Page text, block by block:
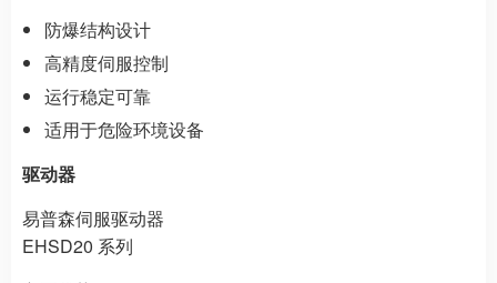
防爆结构设计
高精度伺服控制
运行稳定可靠
适用于危险环境设备
驱动器
易普森伺服驱动器
EHSD20 系列